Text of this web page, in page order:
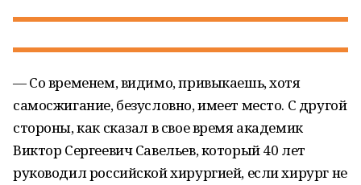
— Со временем, видимо, привыкаешь, хотя
самосжигание, безусловно, имеет место. С другой
стороны, как сказал в свое время академик
Виктор Сергеевич Савельев, который 40 лет
руководил российской хирургией, если хирург не